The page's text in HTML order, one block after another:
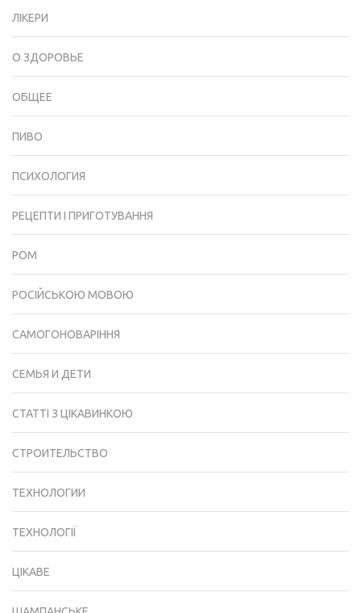
ЛІКЕРИ
О ЗДОРОВЬЕ
ОБЩЕЕ
ПИВО
ПСИХОЛОГИЯ
РЕЦЕПТИ І ПРИГОТУВАННЯ
РОМ
РОСІЙСЬКОЮ МОВОЮ
САМОГОНОВАРІННЯ
СЕМЬЯ И ДЕТИ
СТАТТІ З ЦІКАВИНКОЮ
СТРОИТЕЛЬСТВО
ТЕХНОЛОГИИ
ТЕХНОЛОГІЇ
ЦІКАВЕ